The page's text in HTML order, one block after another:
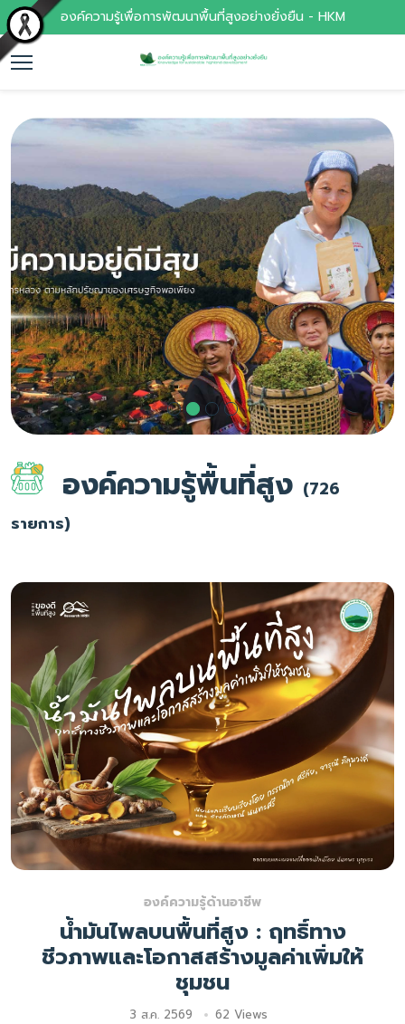
องค์ความรู้เพื่อการพัฒนาพื้นที่สูงอย่างยั่งยืน - HKM
องค์ความรู้พื้นที่สูง (726
รายการ)
องค์ความรู้ด้านอาชีพ
น้ำมันไพลบนพื้นที่สูง : ฤทธิ์ทาง
ชีวภาพและโอกาสสร้างมูลค่าเพิ่มให้
ชุมชน
3 ส.ค. 2569 62 Views